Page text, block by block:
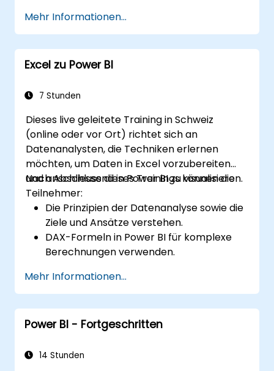
Mehr Informationen...
Excel zu Power BI
7 Stunden
Dieses live geleitete Training in Schweiz
(online oder vor Ort) richtet sich an
Datenanalysten, die Techniken erlernen
möchten, um Daten in Excel vorzubereiten
und anschliessend in Power BI zu visualisieren.
Nach Abschluss dieses Trainings können die
Teilnehmer:
Die Prinzipien der Datenanalyse sowie die
Ziele und Ansätze verstehen.
DAX-Formeln in Power BI für komplexe
Berechnungen verwenden.
spezifische Analysefälle erstellen und
einsetzen.
Mittels Power View importieren, um von
Excel-basierter Power BI zu unabhängiger
Mehr Informationen...
Power BI - Fortgeschritten
14 Stunden